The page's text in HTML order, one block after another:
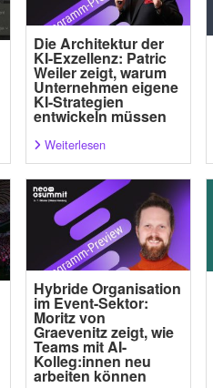
Die Architektur der
KI-Exzellenz: Patric
Weiler zeigt, warum
Unternehmen eigene
KI-Strategien
entwickeln müssen
Weiterlesen
Hybride Organisation
im Event-Sektor:
Moritz von
Graevenitz zeigt, wie
Teams mit AI-
Kolleg:innen neu
arbeiten können